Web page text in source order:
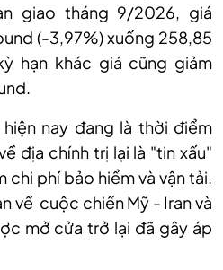
giao tháng 9/2026, giá
(-3,97%) xuống 258,85
hạn khác giá cũng giảm
nay đang là thời điểm
địa chính trị lại là "tin xấu"
chi phí bảo hiểm và vận tải.
về cuộc chiến Mỹ - Iran và
mở cửa trở lại đã gây áp